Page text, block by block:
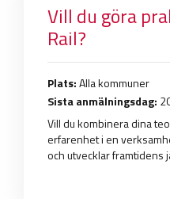
Vill du göra
Rail?
Plats:Alla kommuner
Sista anmälningsdag:
Vill du kombinera dina
erfarenhet i en
och utvecklar framtidens